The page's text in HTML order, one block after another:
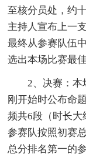
至核分员处，约
主持人宣布上一
最终从参赛队伍
选出本场比赛最
2、决赛：本
刚开始时公布命
频共6段（时长大
参赛队按照初赛
总分排名第一的